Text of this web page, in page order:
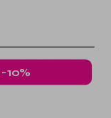
vous
constant